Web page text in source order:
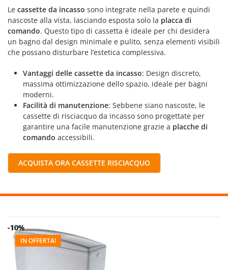
Le cassette da incasso sono integrate nella parete e quindi
nascoste alla vista, lasciando esposta solo la placca di
comando. Questo tipo di cassetta è ideale per chi desidera
un bagno dal design minimale e pulito, senza elementi visibili
che possano disturbare l’estetica complessiva.
Vantaggi delle cassette da incasso: Design discreto,
massima ottimizzazione dello spazio, ideale per bagni
moderni.
Facilità di manutenzione: Sebbene siano nascoste, le
cassette di risciacquo da incasso sono progettate per
garantire una facile manutenzione grazie a placche di
comando accessibili.
ACQUISTA ORA CASSETTE RISCIACQUO
IN OFFERTA!
-10%
-10%
-10%
-10%
-10%
-10%
-10%